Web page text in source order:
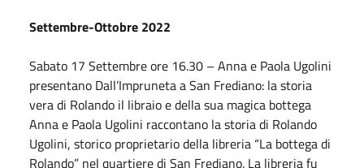
Settembre-Ottobre 2022
Sabato 17 Settembreore 16.30 – Anna e Paola Ugolini
presentano Dall’Impruneta a San Frediano: la storia
vera di Rolando il libraio e della sua magica bottega
Anna e Paola Ugolini raccontano la storia di Rolando
Ugolini, storico proprietario della libreria “La bottega di
Rolando” nel quartiere di San Frediano. La libreria fu